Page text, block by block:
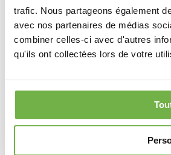
trafic. Nous partageons également
avec nos partenaires de médias
combiner celles-ci avec d'autres
qu'ils ont collectées lors de votre
Bois massif chêne abouté contre collé
Placage (si porte plaquée)
chêne 6/10ème
Finition de la porte
A peindre , traiter ou vernir avant la pose
Non fourni, Poignée, cache rail et rail de
séparément.
A titre d’information Livraison
ouvrables.